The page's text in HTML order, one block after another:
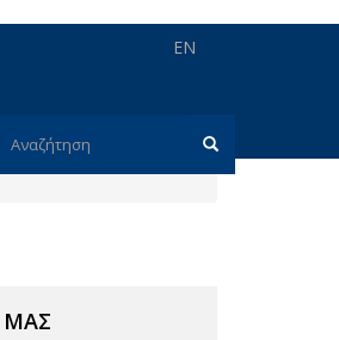
EN
Φόρμα
ΜΑΣ